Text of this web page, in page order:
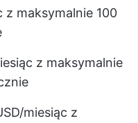
z maksymalnie 100
z maksymalnie
miesiąc z